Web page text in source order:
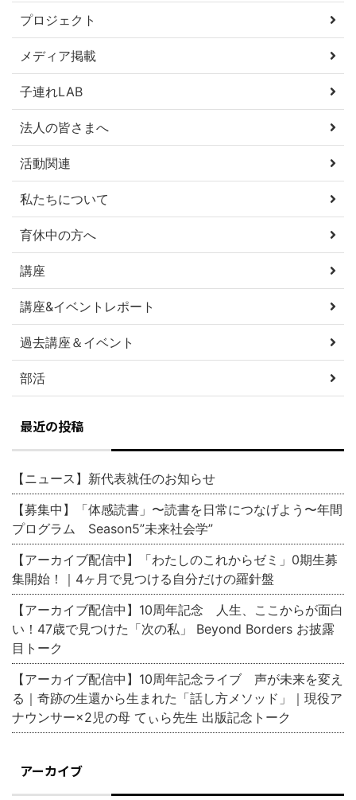
プロジェクト
メディア掲載
子連れLAB
法人の皆さまへ
活動関連
私たちについて
育休中の方へ
講座
講座&イベントレポート
過去講座＆イベント
部活
最近の投稿
【ニュース】新代表就任のお知らせ
【募集中】「体感読書」〜読書を日常につなげよう〜年間
プログラム Season5”未来社会学”
【アーカイブ配信中】「わたしのこれからゼミ」0期生募
集開始！｜4ヶ月で見つける自分だけの羅針盤
【アーカイブ配信中】10周年記念 人生、ここからが面白
い！47歳で見つけた「次の私」 Beyond Borders お披露
目トーク
【アーカイブ配信中】10周年記念ライブ 声が未来を変え
る｜奇跡の生還から生まれた「話し方メソッド」｜現役ア
ナウンサー×2児の母 てぃら先生 出版記念トーク
アーカイブ